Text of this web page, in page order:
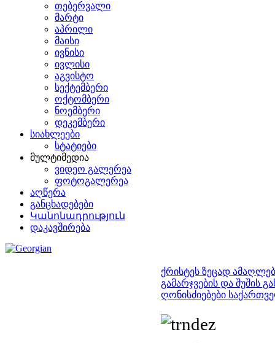
თებერვალი
მარტი
აპრილი
მაისი
ივნისი
ივლისი
აგვისტო
სექტემბერი
ოქტომბერი
ნოემბერი
დეკემბერი
სიახლეები
სტატიები
მულტიმედია
ვიდეო გალერეა
ფოტოგალერეა
აღწერა
განცხადებები
Կանոնադրություն
დაკავშირება
ქრისტეს ზეცად
გამარჯვების და შუშის
ღონისძიებები